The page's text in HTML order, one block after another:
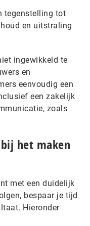
tegenstelling tot
en uitstraling
ingewikkeld te
en
eenvoudig een
een zakelijk
zoals
het maken
met een duidelijk
bespaar je tijd
Hieronder